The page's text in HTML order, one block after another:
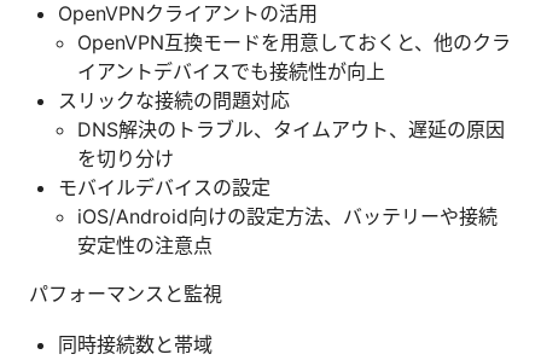
OpenVPNクライアントの活用
OpenVPN互換モードを用意しておくと、他のクラ
イアントデバイスでも接続性が向上
スリックな接続の問題対応
DNS解決のトラブル、タイムアウト、遅延の原因
を切り分け
モバイルデバイスの設定
iOS/Android向けの設定方法、バッテリーや接続
安定性の注意点
パフォーマンスと監視
同時接続数と帯域